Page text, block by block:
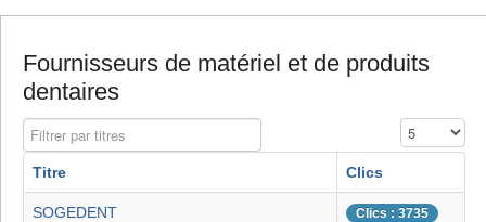
Fournisseurs de matériel et de produits
dentaires
Filtrer par titres Affichage #
Titre Clics
SOGEDENT Clics : 3735